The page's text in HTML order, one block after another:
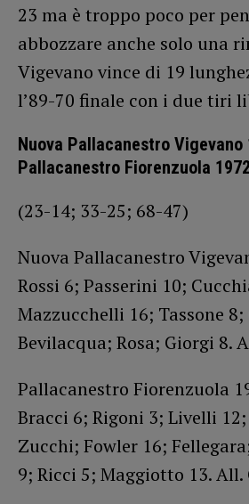
23 ma è troppo poco per
abbozzare anche solo una
Vigevano vince di 19
l’89-70 finale con i due tiri
Nuova Pallacanestro Vigevano
Pallacanestro Fiorenzuola
(23-14; 33-25; 68-47)
Nuova Pallacanestro
Rossi 6; Passerini 10;
Mazzucchelli 16; Tassone
Bevilacqua; Rosa; Giorgi 8.
Pallacanestro Fiorenzuola
Bracci 6; Rigoni 3; Livelli
Zucchi; Fowler 16;
9; Ricci 5; Maggiotto 13.